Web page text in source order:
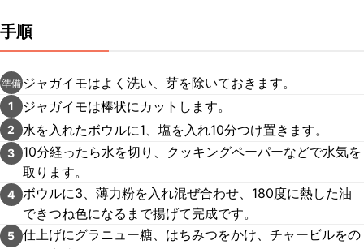
手順
準備 ジャガイモはよく洗い、芽を除いておきます。
1 ジャガイモは棒状にカットします。
2 水を入れたボウルに1、塩を入れ10分つけ置きます。
3
10分経ったら水を切り、クッキングペーパーなどで水気を
取ります。
4 ボウルに3、薄力粉を入れ混ぜ合わせ、180度に熱した油
できつね色になるまで揚げて完成です。
5 仕上げにグラニュー糖、はちみつをかけ、チャービルをの